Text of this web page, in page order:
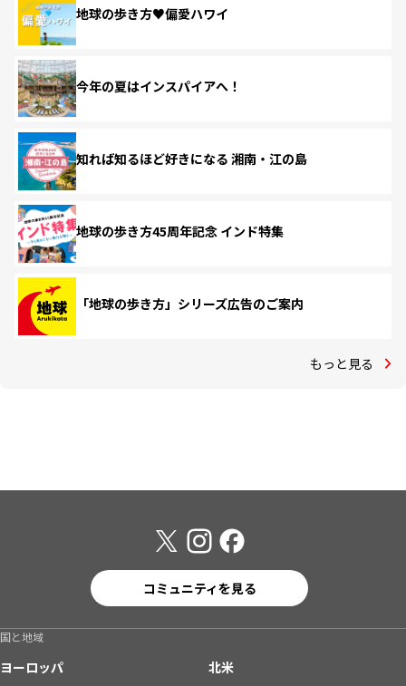
地球の歩き方♥偏愛ハワイ
今年の夏はインスパイアへ！
知れば知るほど好きになる 湘南・江の島
地球の歩き方45周年記念 インド特集
「地球の歩き方」シリーズ広告のご案内
もっと見る
コミュニティを見る
国と地域
ヨーロッパ
北米